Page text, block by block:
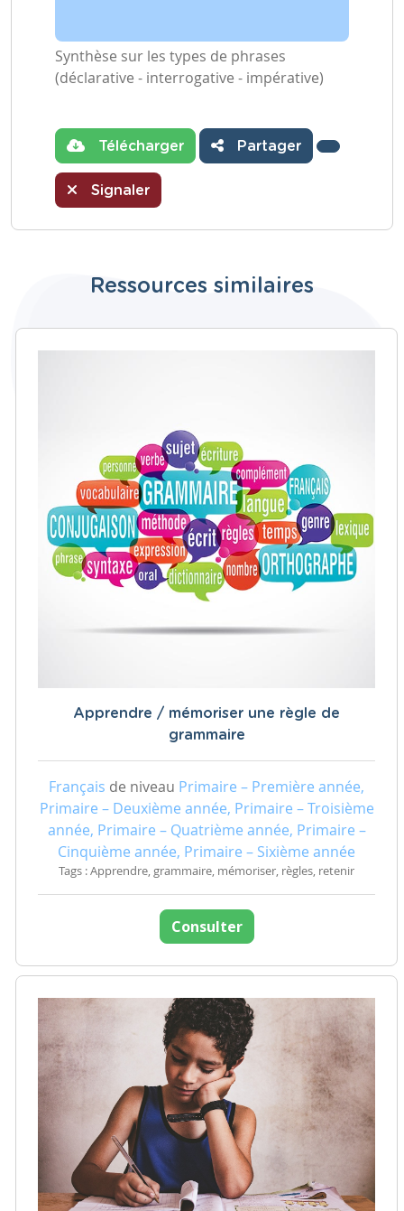
Synthèse sur les types de phrases
(déclarative - interrogative - impérative)
Télécharger Partager
Signaler
Ressources similaires
Apprendre / mémoriser une règle de
grammaire
Français de niveau Primaire – Première année,
Primaire – Deuxième année, Primaire – Troisième
année, Primaire – Quatrième année, Primaire –
Cinquième année, Primaire – Sixième année
Tags : Apprendre, grammaire, mémoriser, règles, retenir
Consulter